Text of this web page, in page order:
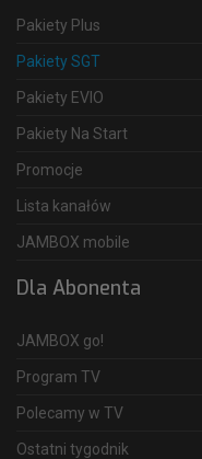
Pakiety Plus
Pakiety SGT
Pakiety EVIO
Pakiety Na Start
Promocje
Lista kanałów
JAMBOX mobile
Dla Abonenta
JAMBOX go!
Program TV
Polecamy w TV
Ostatni tygodnik